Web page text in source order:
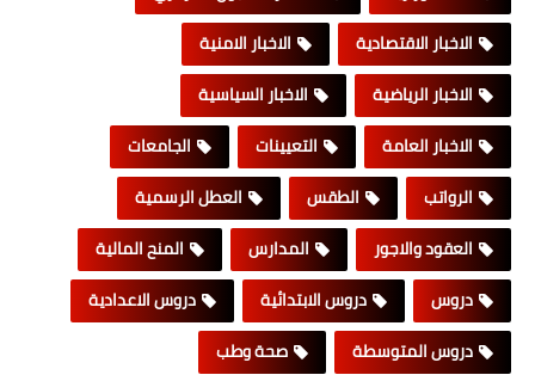
الاخبار الاقتصادية
الاخبار الامنية
الاخبار الرياضية
الاخبار السياسية
الاخبار العامة
التعيينات
الجامعات
الرواتب
الطقس
العطل الرسمية
العقود والاجور
المدارس
المنح المالية
دروس
دروس الابتدائية
دروس الاعدادية
دروس المتوسطة
صحة وطب